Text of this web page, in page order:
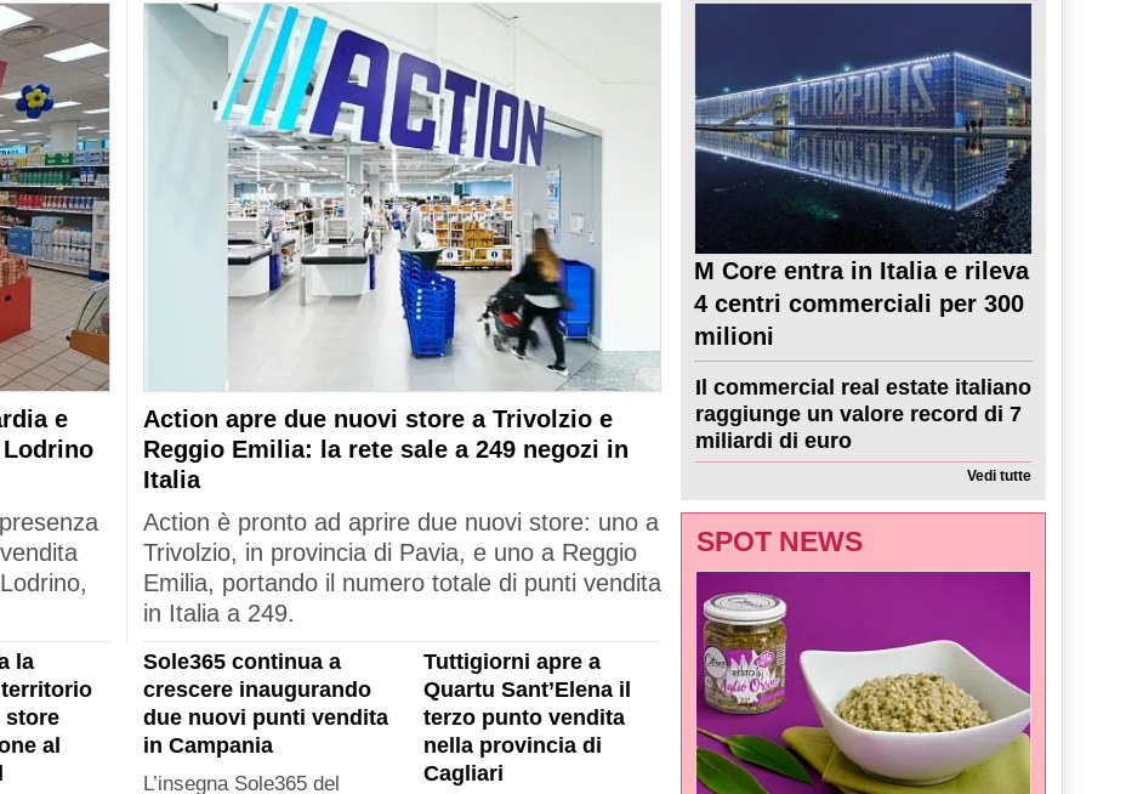
e
Action apre due nuovi store a Trivolzio e
Reggio Emilia: la rete sale a 249 negozi in
Italia
Action è pronto ad aprire due nuovi store: uno a
Trivolzio, in provincia di Pavia, e uno a Reggio
Emilia, portando il numero totale di punti vendita
in Italia a 249.
la
store
al
Sole365 continua a
crescere inaugurando
due nuovi punti vendita
in Campania
L’insegna Sole365 del
Tuttigiorni apre a
Quartu Sant’Elena il
terzo punto vendita
nella provincia di
Cagliari
M Core entra in Italia e rileva
4 centri commerciali per 300
milioni
Il commercial real estate italiano
raggiunge un valore record di 7
miliardi di euro
Vedi tutte
SPOT NEWS